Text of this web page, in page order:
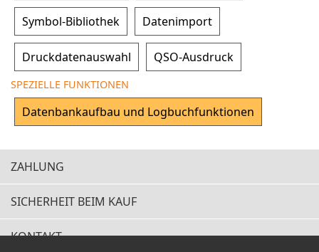
Symbol-Bibliothek Datenimport
Druckdatenauswahl QSO-Ausdruck
SPEZIELLE FUNKTIONEN
Datenbankaufbau und Logbuchfunktionen
ZAHLUNG
SICHERHEIT BEIM KAUF
KONTAKT